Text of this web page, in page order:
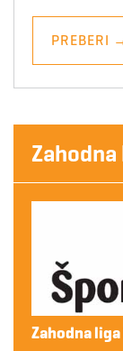
PREBERI
Zahodna